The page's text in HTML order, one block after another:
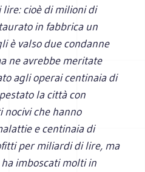
cioè di milioni di
in fabbrica un
è valso due condanne
ne avrebbe meritate
agli operai centinaia di
la città con
che hanno
e centinaia di
per miliardi di lire, ma
imboscati molti in